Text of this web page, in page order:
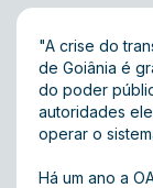
"A crise do
de Goiânia é
do poder
autoridades
operar o
Há um ano a